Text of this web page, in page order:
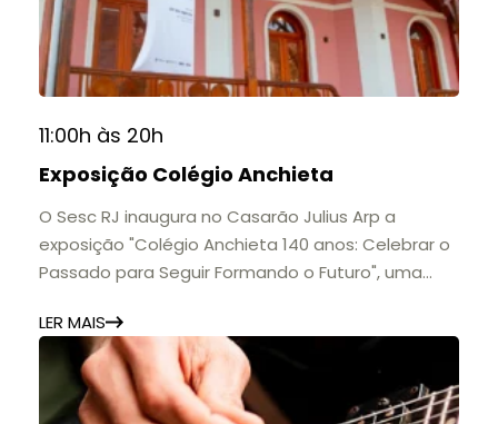
11:00h às 20h
Exposição Colégio Anchieta
O Sesc RJ inaugura no Casarão Julius Arp a
exposição "Colégio Anchieta 140 anos: Celebrar o
Passado para Seguir Formando o Futuro", uma
importantes instituições de ensino de Nova
Friburgo e do Brasil.
A mostra convida o público a conhecer o legado
do Colégio Anchieta por meio de documentos,
LER MAIS